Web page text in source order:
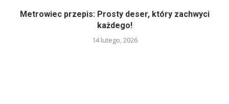
Metrowiec przepis: Prosty deser, który zachwyci
każdego!
14 lutego, 2026